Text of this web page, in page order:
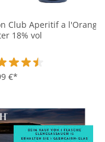
5 Sternen
Club Aperitif a l'Orange
18% vol
€*